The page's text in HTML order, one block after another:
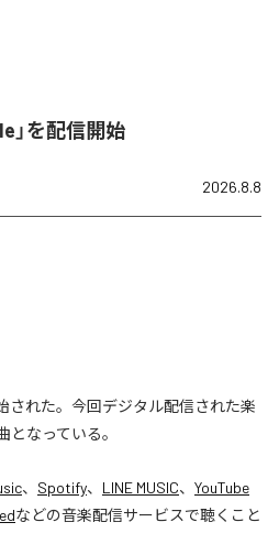
」を配信開始
2026.8.8
された。今回デジタル配信された楽
となっている。
、 Spotify、 LINE MUSIC、 YouTube
などの音楽配信サービスで聴くこと